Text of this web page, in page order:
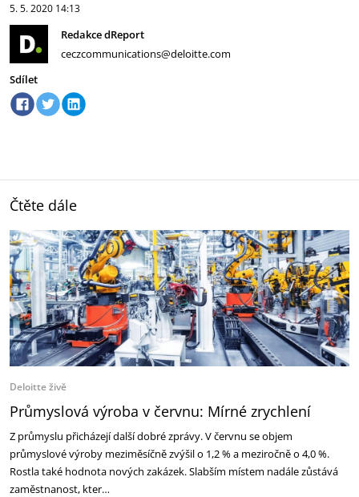
5. 5. 2020 14:13
Redakce dReport
ceczcommunications@deloitte.com
Sdílet
Čtěte dále
Deloitte živě
Průmyslová výroba v červnu: Mírné zrychlení
Z průmyslu přicházejí další dobré zprávy. V červnu se objem
průmyslové výroby meziměsíčně zvýšil o 1,2 % a meziročně o 4,0 %.
Rostla také hodnota nových zakázek. Slabším místem nadále zůstává
zaměstnanost, kter…